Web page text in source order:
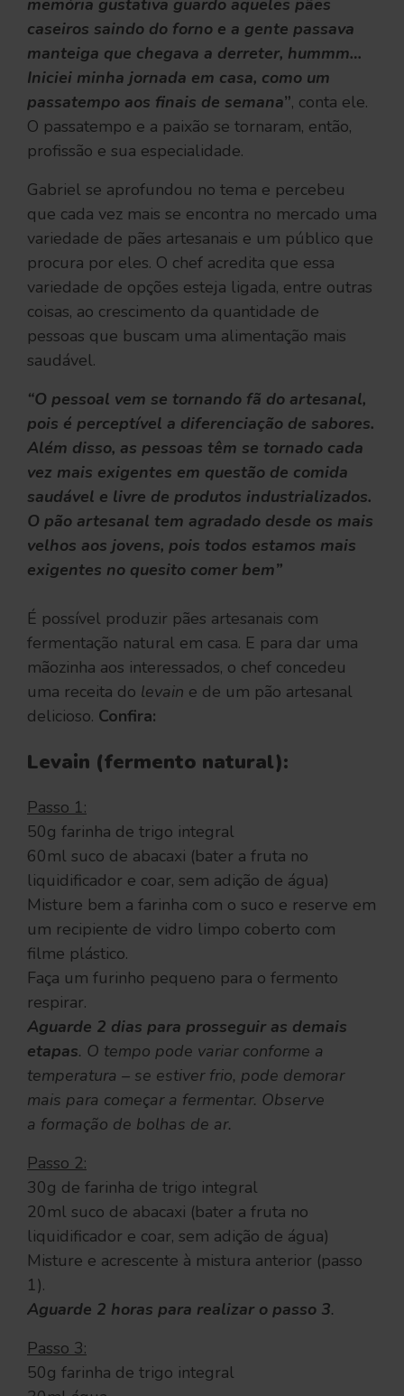
memória gustativa guardo aqueles pães
caseiros saindo do forno e a gente passava
manteiga que chegava a derreter, hummm…
Iniciei minha jornada em casa, como um
passatempo aos finais de semana”, conta ele.
O passatempo e a paixão se tornaram, então,
profissão e sua especialidade.
Gabriel se aprofundou no tema e percebeu
que cada vez mais se encontra no mercado uma
variedade de pães artesanais e um público que
procura por eles. O chef acredita que essa
variedade de opções esteja ligada, entre outras
coisas, ao crescimento da quantidade de
pessoas que buscam uma alimentação mais
saudável.
“O pessoal vem se tornando fã do artesanal,
pois é perceptível a diferenciação de sabores.
Além disso, as pessoas têm se tornado cada
vez mais exigentes em questão de comida
saudável e livre de produtos industrializados.
O pão artesanal tem agradado desde os mais
velhos aos jovens, pois todos estamos mais
exigentes no quesito comer bem”
É possível produzir pães artesanais com
fermentação natural em casa. E para dar uma
mãozinha aos interessados, o chef concedeu
uma receita do levain e de um pão artesanal
delicioso. Confira:
Levain (fermento natural):
Passo 1:
50g farinha de trigo integral
60ml suco de abacaxi (bater a fruta no
liquidificador e coar, sem adição de água)
Misture bem a farinha com o suco e reserve em
um recipiente de vidro limpo coberto com
filme plástico.
Faça um furinho pequeno para o fermento
respirar.
Aguarde 2 dias para prosseguir as demais
etapas. O tempo pode variar conforme a
temperatura – se estiver frio, pode demorar
mais para começar a fermentar. Observe
a formação de bolhas de ar.
Passo 2:
30g de farinha de trigo integral
20ml suco de abacaxi (bater a fruta no
liquidificador e coar, sem adição de água)
Misture e acrescente à mistura anterior (passo
1).
Aguarde 2 horas para realizar o passo 3.
Passo 3:
50g farinha de trigo integral